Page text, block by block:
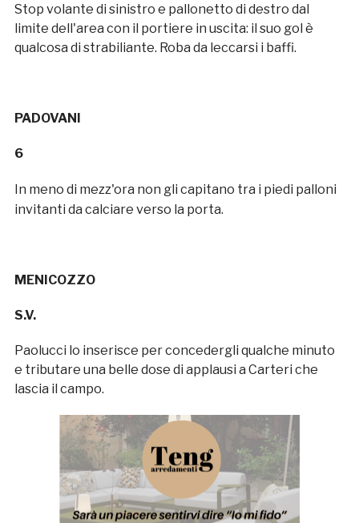
Stop volante di sinistro e pallonetto di destro dal
limite dell'area con il portiere in uscita: il suo gol è
qualcosa di strabiliante. Roba da leccarsi i baffi.
PADOVANI
6
In meno di mezz'ora non gli capitano tra i piedi palloni
invitanti da calciare verso la porta.
MENICOZZO
S.V.
Paolucci lo inserisce per concedergli qualche minuto
e tributare una belle dose di applausi a Carteri che
lascia il campo.